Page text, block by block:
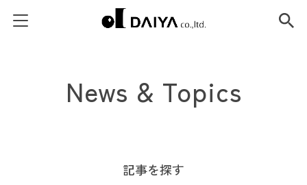
News & Topics
記事を探す